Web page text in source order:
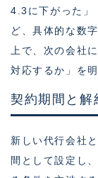
4.3に下がった」
ど、具体的な数
上で、次の会社
対応するか」を
契約期間と解
新しい代行会社
間として設定し